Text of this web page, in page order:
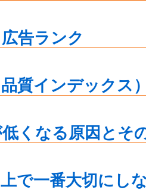
告ランク
質インデックス
くなる原因とそ
で一番大切にし